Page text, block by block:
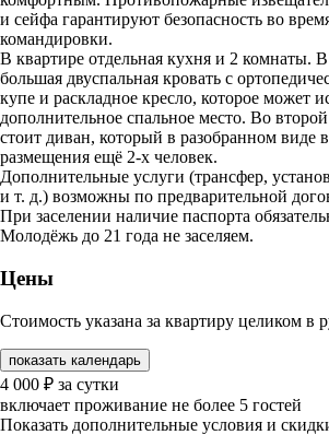
и сейфа гарантируют безопасность во
командировки.
В квартире отдельная кухня и 2 комнаты.
большая двуспальная кровать с
купе и раскладное кресло, которое может
дополнительное спальное место. Во
стоит диван, который в разобранном виде
размещения ещё 2-х человек.
Дополнительные услуги (трансфер,
и т. д.) возможны по предварительной
При заселении наличие паспорта
Молодёжь до 21 года не заселяем.
Цены
Стоимость указана за квартиру целиком в
показать календарь
4 000 ₽ за сутки
включает проживание не более 5 гостей
Показать дополнительные условия и